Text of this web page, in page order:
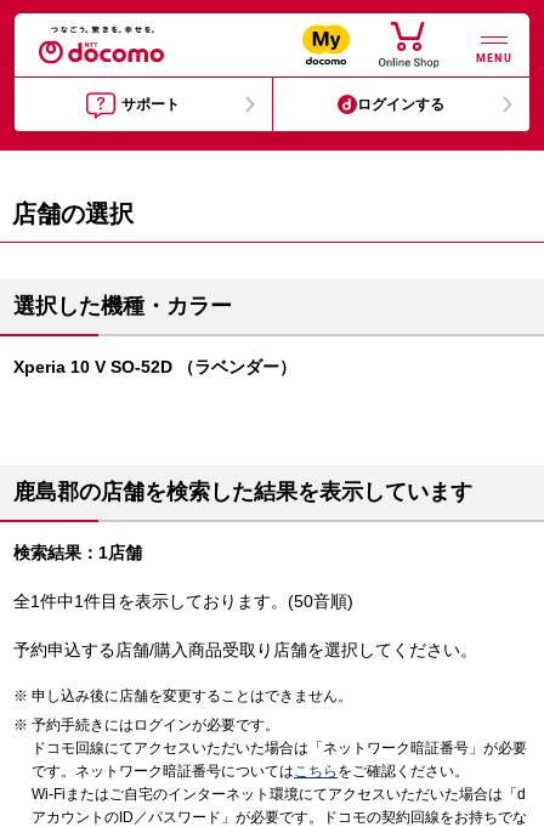
MENU
サポート ログインする
店舗の選択
選択した機種・カラー
Xperia 10 V SO-52D （ラベンダー）
鹿島郡の店舗を検索した結果を表示しています
検索結果：1店舗
全1件中1件目を表示しております。(50音順)
予約申込する店舗/購入商品受取り店舗を選択してください。
申し込み後に店舗を変更することはできません。
予約手続きにはログインが必要です。
ドコモ回線にてアクセスいただいた場合は「ネットワーク暗証番号」が必要
です。ネットワーク暗証番号についてはこちら をご確認ください。
Wi-Fiまたはご自宅のインターネット環境にてアクセスいただいた場合は「d
アカウントのID／パスワード」が必要です。ドコモの契約回線をお持ちでな